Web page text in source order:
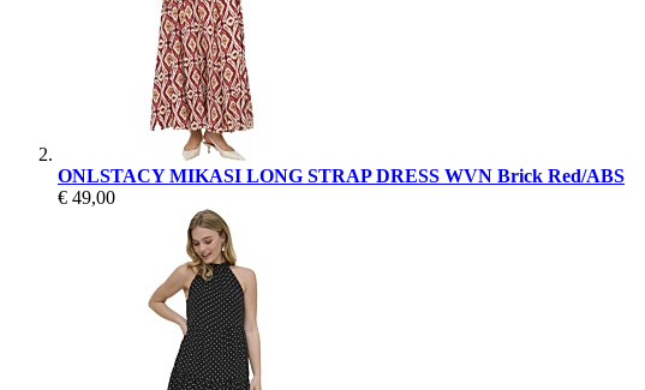
ONLSTACY MIKASI LONG STRAP DRESS WVN Brick Red/ABS
€ 49,00